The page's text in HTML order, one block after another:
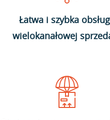
Łatwa i szybka
wielokanałowej